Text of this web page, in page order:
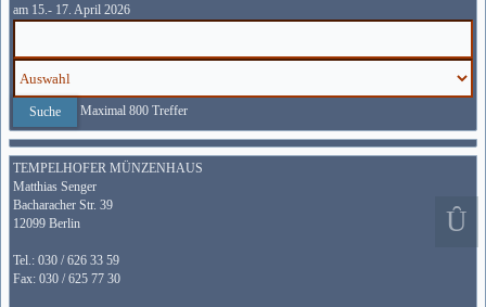
am 15.- 17. April 2026
Maximal 800 Treffer
TEMPELHOFER MÜNZENHAUS
Matthias Senger
Bacharacher Str. 39
12099 Berlin
Tel.: 030 / 626 33 59
Fax: 030 / 625 77 30